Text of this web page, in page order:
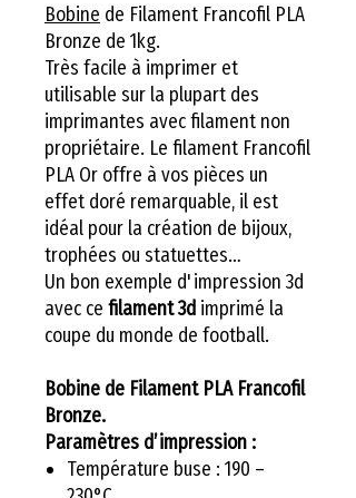
Bobine de Filament Francofil PLA
Bronze de 1kg.
Très facile à imprimer et
utilisable sur la plupart des
imprimantes avec filament non
propriétaire. Le filament Francofil
PLA Or offre à vos pièces un
effet doré remarquable, il est
idéal pour la création de bijoux,
trophées ou statuettes…
Un bon exemple d'impression 3d
avec ce filament 3d imprimé la
coupe du monde de football.
Bobine de Filament PLA Francofil
Bronze.
Paramètres d’impression :
Température buse : 190 –